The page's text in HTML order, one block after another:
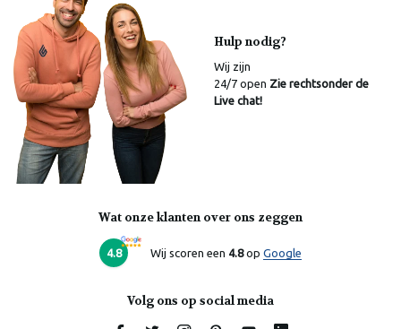
Hulp nodig?
Wij zijn
24/7 open Zie rechtsonder de
Live chat!
Wat onze klanten over ons zeggen
4.8 Wij scoren een 4.8op Google
Volg ons op social media